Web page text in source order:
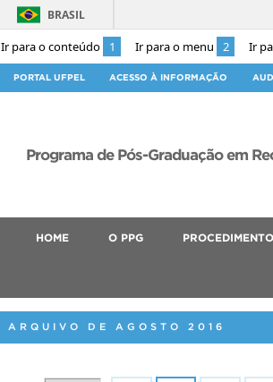
Ir para o conteúdo 1 Ir para o menu 2 Ir
BRASIL
PORTAL UFPEL ACESSO À INFORMAÇÃO
Programa de Pós-Graduação em
HOME O PPG
ARQUIVO DE AGOSTO 2016